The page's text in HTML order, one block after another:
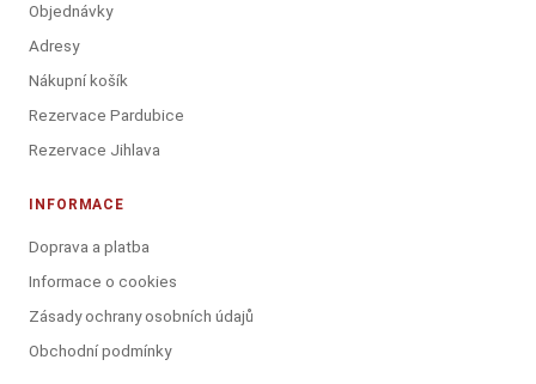
Objednávky
Adresy
Nákupní košík
Rezervace Pardubice
Rezervace Jihlava
INFORMACE
Doprava a platba
Informace o cookies
Zásady ochrany osobních údajů
Obchodní podmínky